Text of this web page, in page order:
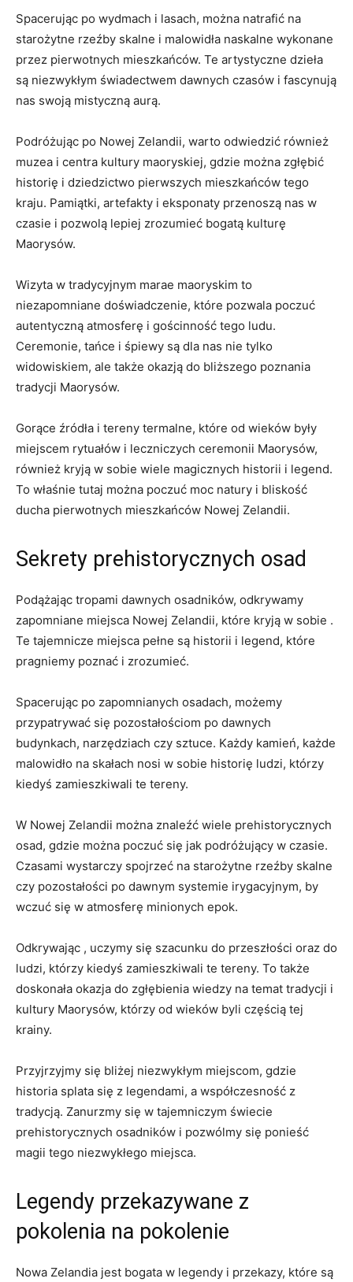
Spacerując po ⁣wydmach i lasach, można natrafić na
‌starożytne rzeźby ⁢skalne i malowidła naskalne wykonane
przez pierwotnych mieszkańców. Te artystyczne dzieła
są⁤ niezwykłym świadectwem dawnych czasów i fascynują
nas swoją ⁤mistyczną aurą.
Podróżując po Nowej Zelandii, warto odwiedzić również
muzea i centra kultury maoryskiej, gdzie można‍ zgłębić
historię i⁣ dziedzictwo ⁢pierwszych mieszkańców tego
kraju. ⁣Pamiątki, artefakty i eksponaty przenoszą nas w
czasie i pozwolą lepiej zrozumieć bogatą kulturę
Maorysów.
Wizyta​ w tradycyjnym ‌marae ‌maoryskim to⁢
niezapomniane doświadczenie,‍ które pozwala poczuć
autentyczną atmosferę i gościnność tego ludu.
Ceremonie, tańce i śpiewy są dla nas⁣ nie tylko
widowiskiem, ale także okazją do ⁤bliższego poznania
tradycji Maorysów.
Gorące źródła i tereny ⁤termalne, które od ⁣wieków były
‌miejscem rytuałów i leczniczych ceremonii Maorysów,
również ‌kryją⁢ w sobie‌ wiele magicznych historii i legend.
To właśnie ​tutaj⁤ można ⁤poczuć moc natury ⁣i bliskość
ducha pierwotnych mieszkańców Nowej Zelandii.
Sekrety prehistorycznych osad
Podążając tropami ⁢dawnych osadników, odkrywamy
zapomniane miejsca Nowej Zelandii, które⁢ kryją w sobie .
Te tajemnicze miejsca pełne są historii i legend, ‍które
pragniemy poznać i zrozumieć.
Spacerując po zapomnianych​ osadach, możemy
przypatrywać⁤ się​ pozostałościom po dawnych⁣
budynkach, ⁤narzędziach czy sztuce. Każdy kamień, każde
malowidło ⁣na skałach nosi w ⁢sobie historię ludzi, którzy
⁣kiedyś​ zamieszkiwali te tereny.
W Nowej ⁤Zelandii można znaleźć wiele prehistorycznych
osad, ​gdzie można poczuć się jak⁤ podróżujący w czasie.
Czasami‍ wystarczy ⁣spojrzeć na starożytne rzeźby‍ skalne
czy pozostałości po dawnym systemie irygacyjnym, by
wczuć się w ⁤atmosferę minionych epok.
Odkrywając , uczymy się szacunku do przeszłości oraz do
ludzi, którzy‌ kiedyś zamieszkiwali te tereny. To także
doskonała‌ okazja ‍do zgłębienia wiedzy ⁣na temat ​tradycji⁤ i
kultury Maorysów, ‍którzy od wieków byli częścią tej
krainy.
Przyjrzyjmy się ⁢bliżej niezwykłym miejscom, gdzie
historia splata się z legendami, a współczesność z
tradycją. ‍Zanurzmy się w ​tajemniczym świecie
⁣prehistorycznych ‍osadników i pozwólmy się ponieść
magii tego niezwykłego miejsca.
Legendy‍ przekazywane z⁣
pokolenia na pokolenie
Nowa Zelandia jest ‌bogata w ‌legendy i przekazy, które ⁤są